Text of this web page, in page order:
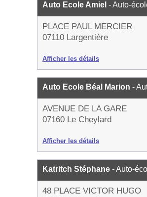
Auto Ecole Amiel - Auto-
PLACE PAUL MERCIER
07110 Largentière
Afficher les détails
Auto Ecole Béal Marion -
AVENUE DE LA GARE
07160 Le Cheylard
Afficher les détails
Katritch Stéphane - Auto-
48 PLACE VICTOR HUGO